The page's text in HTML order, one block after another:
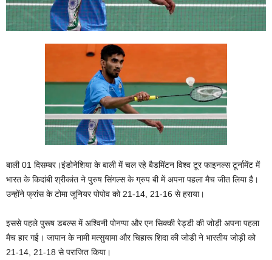
बाली 01 दिसम्बर।इंडोनेशिया के बाली में चल रहे बैडमिंटन विश्व टूर फाइनल्स टूर्नामेंट में
भारत के किदांबी श्रीकांत ने पुरुष सिंगल्‍स के ग्रुप बी में अपना पहला मैच जीत लिया है।
उन्होंने फ्रांस के टोमा जूनियर पोपोव को 21-14, 21-16 से हराया।
इससे पहले पुरूष डबल्‍स में अश्विनी पोनप्पा और एन सिक्की रेड्डी की जोड़ी अपना पहला
मैच हार गई। जापान के नामी मत्सुयामा और चिहारू शिदा की जोडी ने भारतीय जोड़ी को
21-14, 21-18 से पराजित किया।